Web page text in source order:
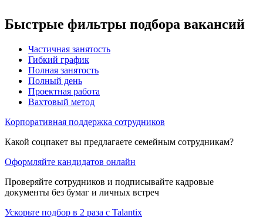
Быстрые фильтры подбора вакансий
Частичная занятость
Гибкий график
Полная занятость
Полный день
Проектная работа
Вахтовый метод
Корпоративная поддержка сотрудников
Какой соцпакет вы предлагаете семейным сотрудникам?
Оформляйте кандидатов онлайн
Проверяйте сотрудников и подписывайте кадровые
документы без бумаг и личных встреч
Ускорьте подбор в 2 раза с Talantix